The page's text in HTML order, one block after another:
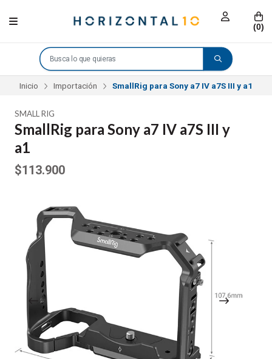
(0)
Inicio Importación SmallRig para Sony a7 IV a7S III y a1
SMALL RIG
SmallRig para Sony a7 IV a7S III y
a1
$113.900